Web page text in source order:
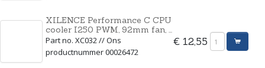
XILENCE Performance C CPU
cooler I250 PWM, 92mm fan, ...
Part no. XC032 // Ons
productnummer 00026472
€ 12,55